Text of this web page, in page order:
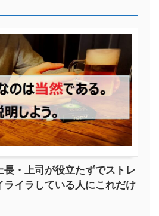
・上司が役立たずでストレ
ライラしている人にこれだけ